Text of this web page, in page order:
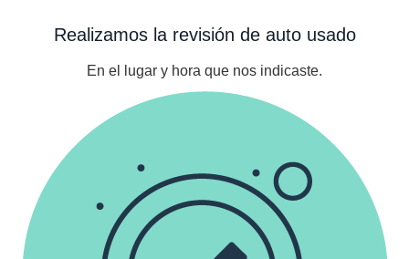
Realizamos la revisión de auto usado
En el lugar y hora que nos indicaste.